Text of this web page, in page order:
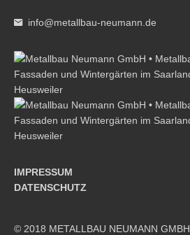
info@metallbau-neumann.de
IMPRESSUM
DATENSCHUTZ
© 2018 METALLBAU NEUMANN GMBH